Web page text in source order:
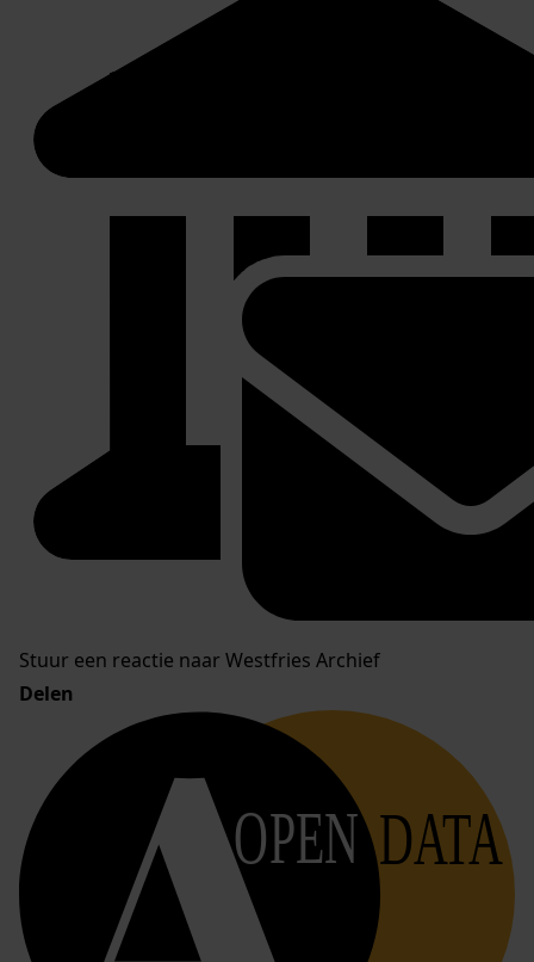
Stuur een reactie naar Westfries Archief
Delen
OPEN DATA